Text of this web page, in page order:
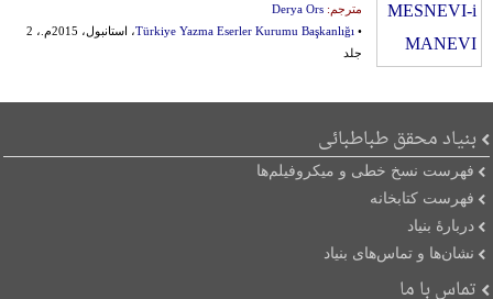
مترجم: Derya Ors
•
Türkiye Yazma Eserler Kurumu Başkanlığı
، استانبول، 2015م.، 2
جلد
بنیاد محقق طباطبائی
فهرست نسخ خطی و میکروفیلم‌ها
فهرست کتابخانه
دربارۀ بنیاد
نشان‌ها و تماس‌های بنیاد
تماس با ما